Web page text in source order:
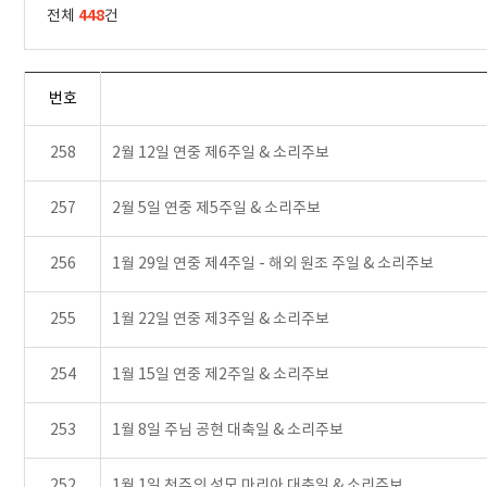
전체 448건
번호
258 2월 12일 연중 제6주일 & 소리주보
257 2월 5일 연중 제5주일 & 소리주보
256 1월 29일 연중 제4주일 - 해외 원조 주일 & 소리주보
255 1월 22일 연중 제3주일 & 소리주보
254 1월 15일 연중 제2주일 & 소리주보
253 1월 8일 주님 공현 대축일 & 소리주보